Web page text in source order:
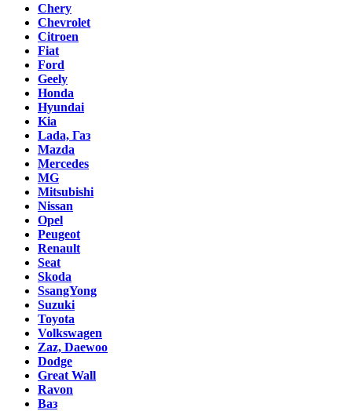
Chery
Chevrolet
Citroen
Fiat
Ford
Geely
Honda
Hyundai
Kia
Lada, Газ
Mazda
Mercedes
MG
Mitsubishi
Nissan
Opel
Peugeot
Renault
Seat
Skoda
SsangYong
Suzuki
Toyota
Volkswagen
Zaz, Daewoo
Dodge
Great Wall
Ravon
Ваз